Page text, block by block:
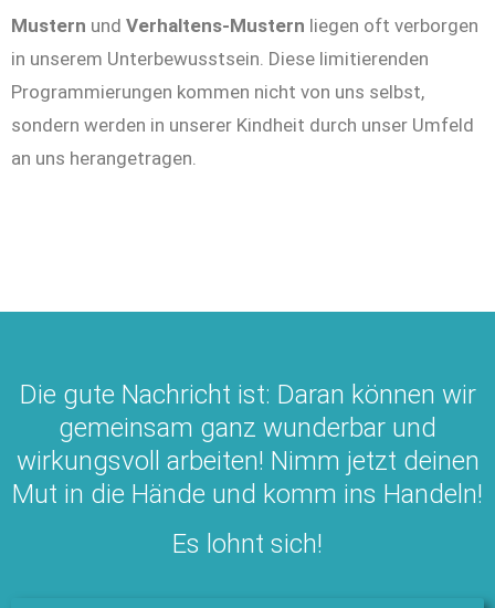
Mustern und Verhaltens-Mustern liegen oft verborgen
in unserem Unterbewusstsein. Diese limitierenden
Programmierungen kommen nicht von uns selbst,
sondern werden in unserer Kindheit durch unser Umfeld
an uns herangetragen.
Die gute Nachricht ist: Daran können wir
gemeinsam ganz wunderbar und
wirkungsvoll arbeiten! Nimm jetzt deinen
Mut in die Hände und komm ins Handeln!
Es lohnt sich!